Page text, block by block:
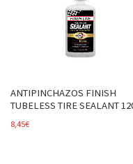
ANTIPINCHAZOS FINISH
TUBELESS TIRE SEALANT
8,45€